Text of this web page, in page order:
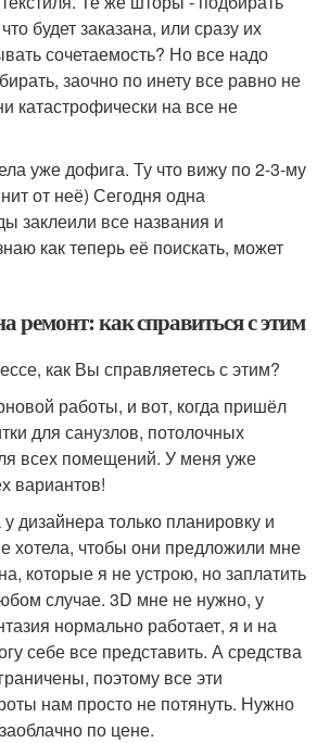
будет заказана, или сразу их
сочетаемость? Но все надо
заочно по инету все равно не
катастрофически на все не
уже дофига. Ту что вижу по 2-3-му
от неё) Сегодня одна
заклеили все названия и
как теперь её поискать, может
ремонт: как справиться с этим
как Вы справляетесь с этим?
работы, и вот, когда пришёл
для санузлов, потолочных
всех помещений. У меня уже
вариантов!
дизайнера только планировку и
хотела, чтобы они предложили мне
которые я не устрою, но заплатить
случае. 3D мне не нужно, у
нормально работает, я и на
себе все представить. А средства
поэтому все эти
нам просто не потянуть. Нужно
по цене.